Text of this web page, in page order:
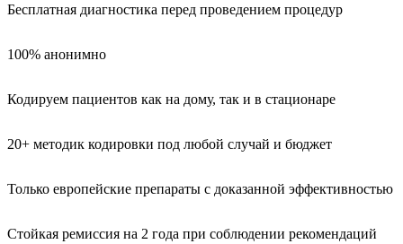
Бесплатная диагностика перед проведением процедур
100% анонимно
Кодируем пациентов как на дому, так и в стационаре
20+ методик кодировки под любой случай и бюджет
Только европейские препараты с доказанной эффективностью
Стойкая ремиссия на 2 года при соблюдении рекомендаций